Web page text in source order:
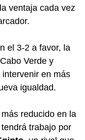
ventaja cada vez
el 3-2 a favor, la
Verde y
intervenir en más
igualdad.
reducido en la
tendrá trabajo por